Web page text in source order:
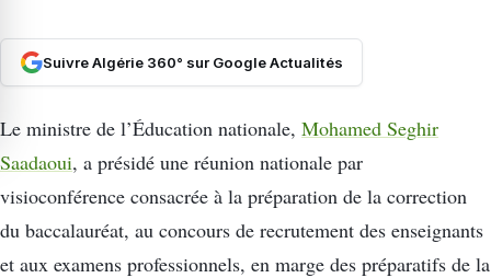
Suivre Algérie 360° sur Google Actualités
Le ministre de l’Éducation nationale, Mohamed Seghir
Saadaoui, a présidé une réunion nationale par
visioconférence consacrée à la préparation de la correction
du baccalauréat, au concours de recrutement des enseignants
et aux examens professionnels, en marge des préparatifs de la